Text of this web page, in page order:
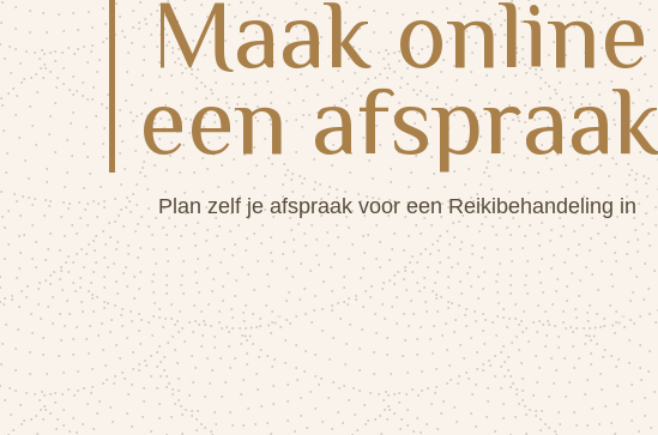
Maak online
een afspraak
Plan zelf je afspraak voor een Reikibehandeling in